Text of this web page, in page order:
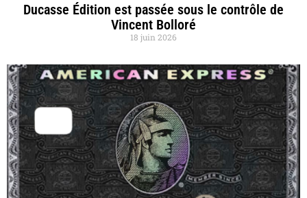
Ducasse Édition est passée sous le contrôle de
Vincent Bolloré
18 juin 2026